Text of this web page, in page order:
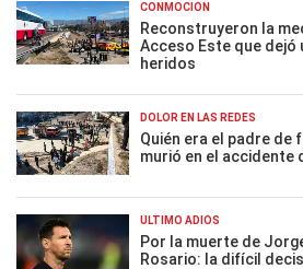
CONMOCIÓN
Reconstruyeron la
Acceso Este que dejó
heridos
DOLOR EN LAS REDES
Quién era el padre de
murió en el accidente
ÚLTIMO ADIÓS
Por la muerte de
Rosario: la difícil